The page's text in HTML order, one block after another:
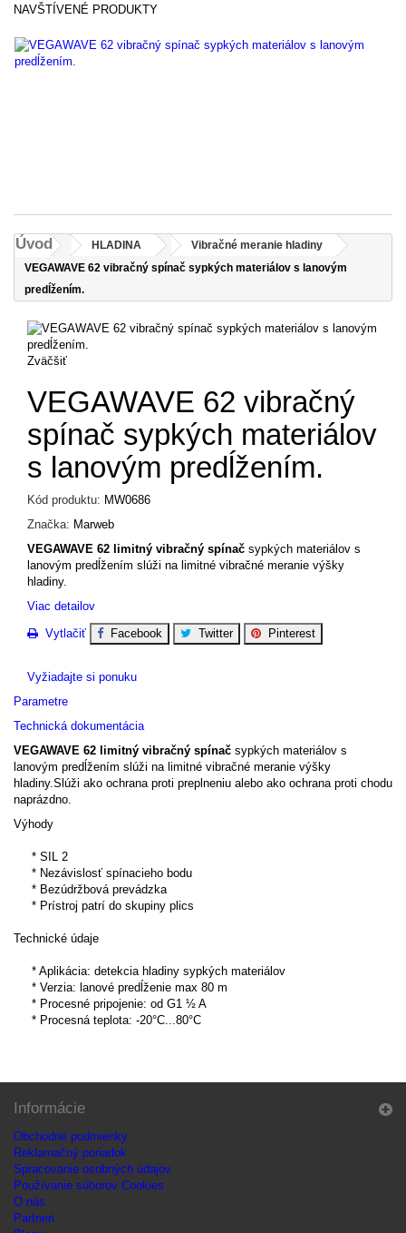
NAVŠTÍVENÉ PRODUKTY
Úvod HLADINA
Vibračné meranie hladiny
VEGAWAVE 62 vibračný spínač sypkých materiálov s lanovým
predĺžením.
Zväčšiť
VEGAWAVE 62 vibračný
spínač sypkých materiálov
s lanovým predĺžením.
Kód produktu: MW0686
Značka: Marweb
VEGAWAVE 62 limitný vibračný spínač sypkých materiálov s
lanovým predĺžením slúži na limitné vibračné meranie výšky
hladiny.
Viac detailov
Vytlačiť
Facebook Twitter Pinterest
Vyžiadajte si ponuku
Parametre
Technická dokumentácia
VEGAWAVE 62 limitný vibračný spínač sypkých materiálov s
lanovým predĺžením slúži na limitné vibračné meranie výšky
hladiny.Slúži ako ochrana proti preplneniu alebo ako ochrana proti chodu
naprázdno.
Výhody
* SIL 2
* Nezávislosť spínacieho bodu
* Bezúdržbová prevádzka
* Prístroj patrí do skupiny plics
Technické údaje
* Aplikácia: detekcia hladiny sypkých materiálov
* Verzia: lanové predĺženie max 80 m
* Procesné pripojenie: od G1 ½ A
* Procesná teplota: -20°C...80°C
Informácie
Obchodné podmienky
Reklamačný poriadok
Spracovanie osobných údajov
Používanie súborov Cookies
O nás
Partneri